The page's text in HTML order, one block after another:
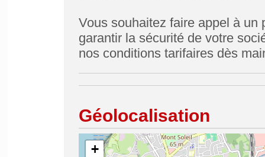
Vous souhaitez faire appel à un
garantir la sécurité de votre
nos conditions tarifaires dès
Géolocalisation
+